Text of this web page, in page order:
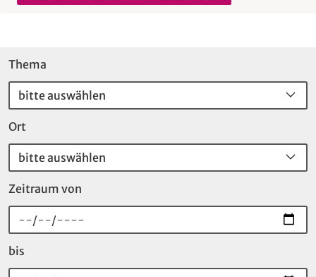
Termine filtern
Thema
bitte auswählen
Ort
bitte auswählen
Zeitraum von
bis